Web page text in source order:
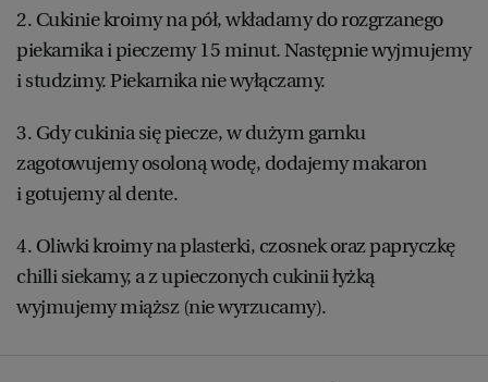
ZAKOPANE
ZIELONA GÓRA
2. Cukinie kroimy na pół, wkładamy do rozgrzanego
piekarnika i pieczemy 15 minut. Następnie wyjmujemy
i studzimy. Piekarnika nie wyłączamy.
3. Gdy cukinia się piecze, w dużym garnku
zagotowujemy osoloną wodę, dodajemy makaron
i gotujemy al dente.
4. Oliwki kroimy na plasterki, czosnek oraz papryczkę
chilli siekamy, a z upieczonych cukinii łyżką
wyjmujemy miąższ (nie wyrzucamy).